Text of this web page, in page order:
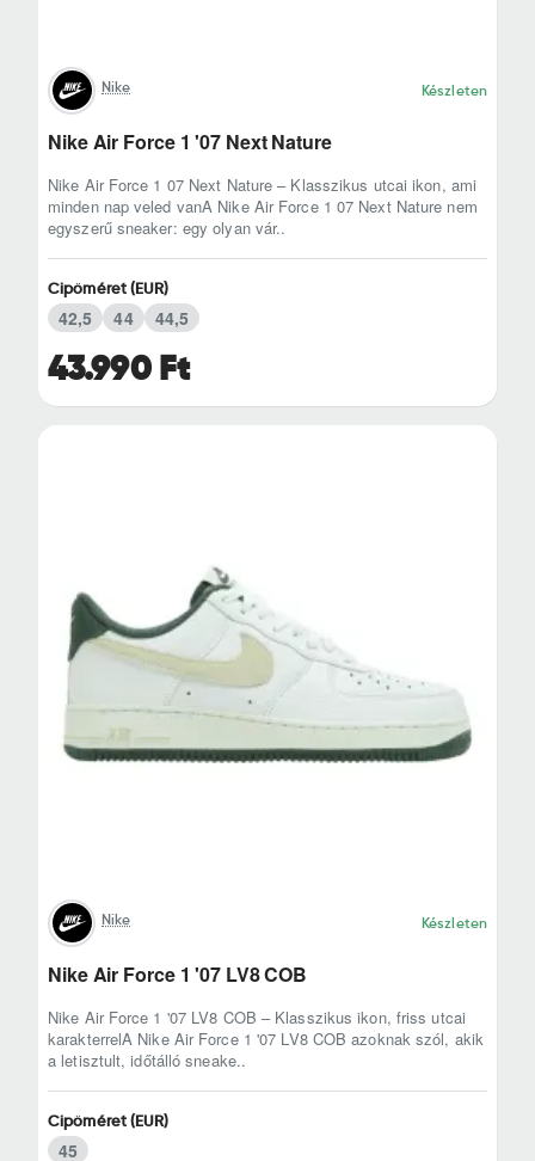
Nike Készleten
Nike Air Force 1 '07 Next Nature
Nike Air Force 1 07 Next Nature – Klasszikus utcai ikon, ami
minden nap veled vanA Nike Air Force 1 07 Next Nature nem
egyszerű sneaker: egy olyan vár..
43.990 Ft
Cipőméret (EUR)
42,5 44 44,5
Nike Készleten
Nike Air Force 1 '07 LV8 COB
Nike Air Force 1 '07 LV8 COB – Klasszikus ikon, friss utcai
karakterrelA Nike Air Force 1 '07 LV8 COB azoknak szól, akik
a letisztult, időtálló sneake..
Cipőméret (EUR)
45